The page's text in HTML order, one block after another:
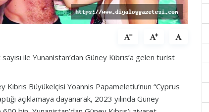
ile Yunanistan’dan Güney Kıbrıs’a gelen turist
Büyükelçisi Yoannis Papameletiu’nun “Cyprus
açıklamaya dayanarak, 2023 yılında Güney